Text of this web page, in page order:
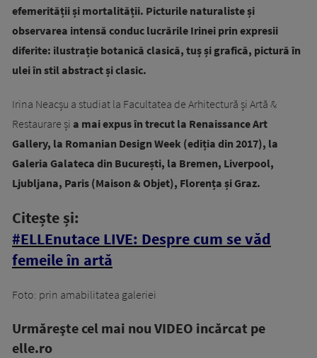
efemerității și mortalității. Picturile naturaliste și
observarea intensă conduc lucrările Irinei prin expresii
diferite: ilustrație botanică clasică, tuș și grafică, pictură în
ulei în stil abstract și clasic.
Irina Neacșu a studiat la Facultatea de Arhitectură și Artă &
Restaurare și a mai expus în trecut la Renaissance Art
Gallery, la Romanian Design Week (ediția din 2017), la
Galeria Galateca din București, la Bremen, Liverpool,
Ljubljana, Paris (Maison & Objet), Florența și Graz.
Citește și:
#ELLEnutace LIVE: Despre cum se văd
femeile în artă
Foto: prin amabilitatea galeriei
Urmăreşte cel mai nou VIDEO incărcat pe
elle.ro